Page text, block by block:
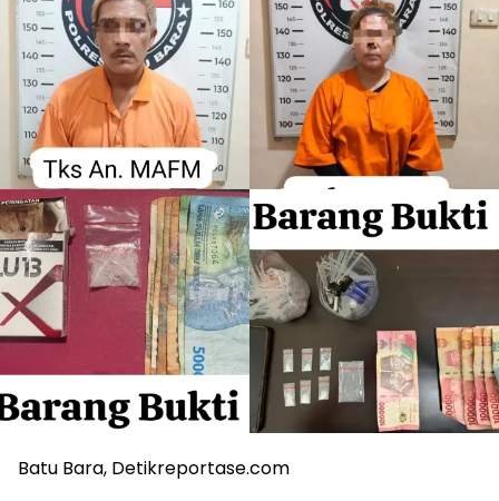
Batu Bara, Detikreportase.com